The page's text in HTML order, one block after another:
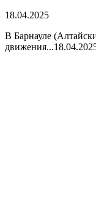
18.04.2025
В Барнауле
движения...